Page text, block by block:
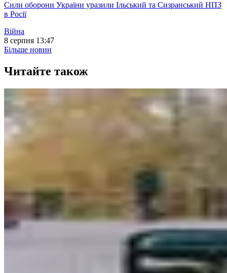
Сили оборони України уразили Ільський та Сизранський НПЗ
в Росії
Війна
8 серпня 13:47
Більше новин
Читайте також